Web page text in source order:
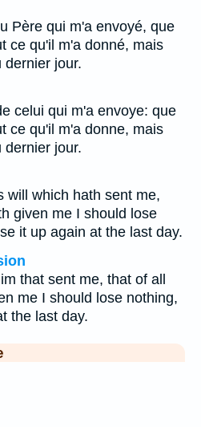
Père qui m'a envoyé, que
ce qu'il m'a donné, mais
dernier jour.
celui qui m'a envoye: que
ce qu'il m'a donne, mais
dernier jour.
will which hath sent me,
given me I should lose
it up again at the last day.
that sent me, that of all
me I should lose nothing,
the last day.